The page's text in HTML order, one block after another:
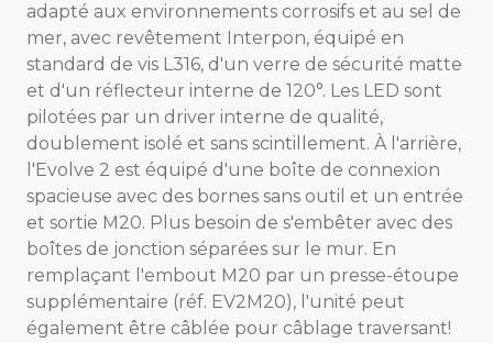
adapté aux environnements corrosifs et au sel de
mer, avec revêtement Interpon, équipé en
standard de vis L316, d'un verre de sécurité matte
et d'un réflecteur interne de 120°. Les LED sont
pilotées par un driver interne de qualité,
doublement isolé et sans scintillement. À l'arrière,
l'Evolve 2 est équipé d'une boîte de connexion
spacieuse avec des bornes sans outil et un entrée
et sortie M20. Plus besoin de s'embêter avec des
boîtes de jonction séparées sur le mur. En
remplaçant l'embout M20 par un presse-étoupe
supplémentaire (réf. EV2M20), l'unité peut
également être câblée pour câblage traversant!